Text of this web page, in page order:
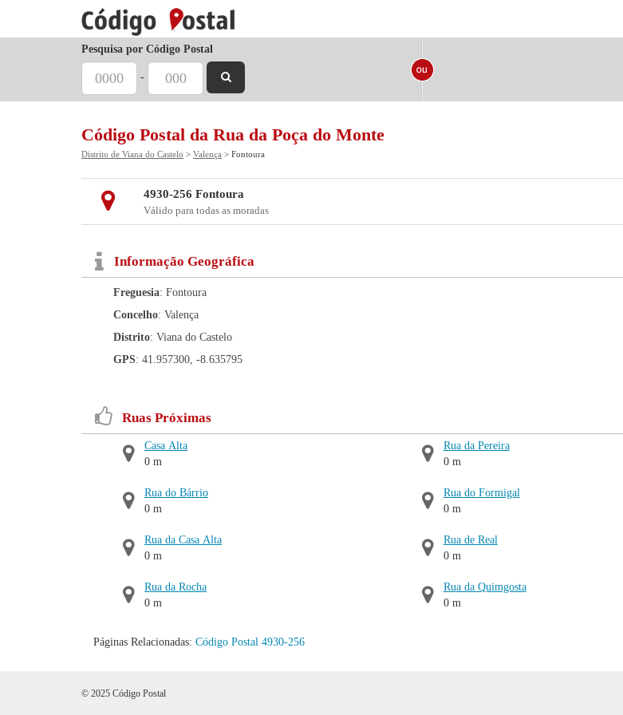
Pesquisa por Código Postal
-
Código Postal da Rua da Poça do Monte
Distrito de Viana do Castelo > Valença > Fontoura
4930-256 Fontoura
Válido para todas as moradas
Informação Geográfica
Freguesia: Fontoura
Concelho: Valença
Distrito: Viana do Castelo
GPS: 41.957300, -8.635795
Ruas Próximas
Casa Alta
0 m
Rua do Bárrio
0 m
Rua da Casa Alta
0 m
Rua da Rocha
0 m
Rua da Pereira
0 m
Rua do Formigal
0 m
Rua de Real
0 m
Rua da Quimgosta
0 m
Páginas Relacionadas: Código Postal 4930-256
© 2025 Código Postal